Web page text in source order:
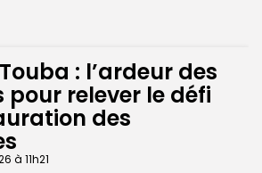
: l’ardeur des
pour relever le défi
des
à 11h21